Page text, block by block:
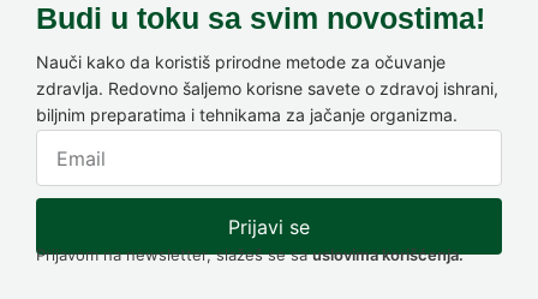
Budi u toku sa svim novostima!
Nauči kako da koristiš prirodne metode za očuvanje
zdravlja. Redovno šaljemo korisne savete o zdravoj ishrani,
biljnim preparatima i tehnikama za jačanje organizma.
Prijavi se
Prijavom na newsletter, slažeš se sauslovima korišćenja.